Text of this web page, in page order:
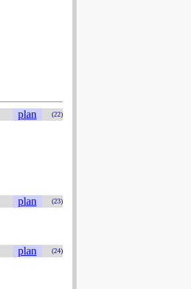
plan (22)
plan (23)
plan (24)